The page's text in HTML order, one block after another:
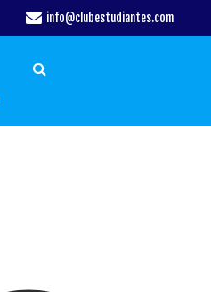
info@clubestudiantes.com